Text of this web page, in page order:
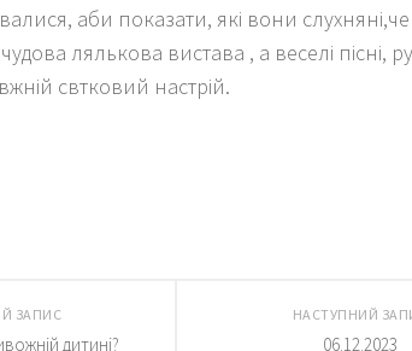
аби показати, які вони
лялькова вистава , а веселі пісні,
свтковий настрій.
НАСТУПНИЙ
06.12.2023
ЗАПИС
дитині?